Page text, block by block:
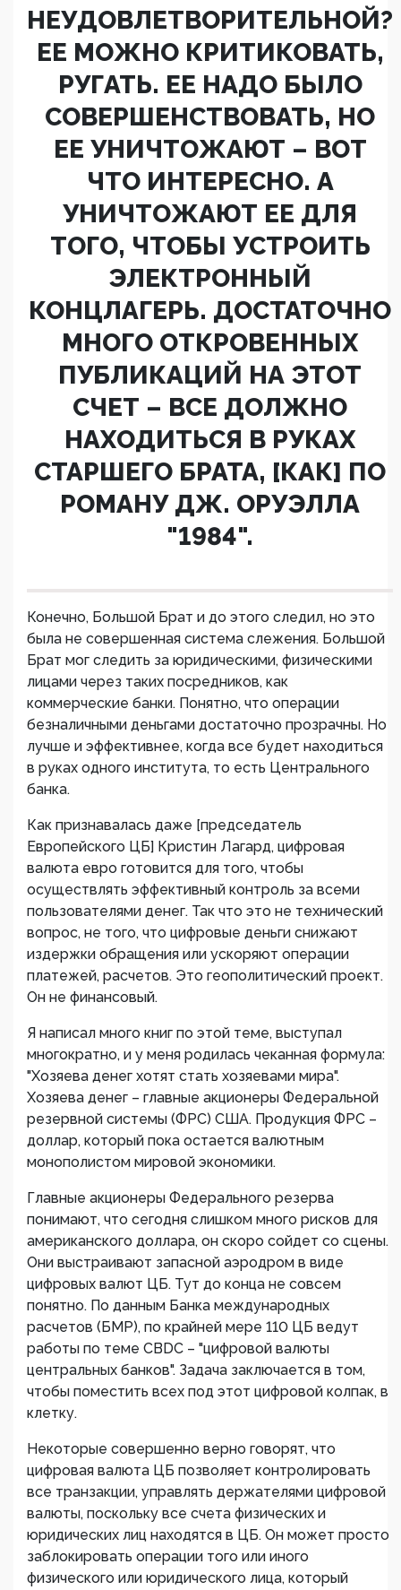
НЕУДОВЛЕТВОРИТЕЛЬНОЙ?
ЕЕ МОЖНО КРИТИКОВАТЬ,
РУГАТЬ. ЕЕ НАДО БЫЛО
СОВЕРШЕНСТВОВАТЬ, НО
ЕЕ УНИЧТОЖАЮТ – ВОТ
ЧТО ИНТЕРЕСНО. А
УНИЧТОЖАЮТ ЕЕ ДЛЯ
ТОГО, ЧТОБЫ УСТРОИТЬ
ЭЛЕКТРОННЫЙ
КОНЦЛАГЕРЬ. ДОСТАТОЧНО
МНОГО ОТКРОВЕННЫХ
ПУБЛИКАЦИЙ НА ЭТОТ
СЧЕТ – ВСЕ ДОЛЖНО
НАХОДИТЬСЯ В РУКАХ
СТАРШЕГО БРАТА, [КАК] ПО
РОМАНУ ДЖ. ОРУЭЛЛА
"1984".
Конечно, Большой Брат и до этого следил, но это
была не совершенная система слежения. Большой
Брат мог следить за юридическими, физическими
лицами через таких посредников, как
коммерческие банки. Понятно, что операции
безналичными деньгами достаточно прозрачны. Но
лучше и эффективнее, когда все будет находиться
в руках одного института, то есть Центрального
банка.
Как признавалась даже [председатель
Европейского ЦБ] Кристин Лагард, цифровая
валюта евро готовится для того, чтобы
осуществлять эффективный контроль за всеми
пользователями денег. Так что это не технический
вопрос, не того, что цифровые деньги снижают
издержки обращения или ускоряют операции
платежей, расчетов. Это геополитический проект.
Он не финансовый.
Я написал много книг по этой теме, выступал
многократно, и у меня родилась чеканная формула:
"Хозяева денег хотят стать хозяевами мира".
Хозяева денег – главные акционеры Федеральной
резервной системы (ФРС) США. Продукция ФРС –
доллар, который пока остается валютным
монополистом мировой экономики.
Главные акционеры Федерального резерва
понимают, что сегодня слишком много рисков для
американского доллара, он скоро сойдет со сцены.
Они выстраивают запасной аэродром в виде
цифровых валют ЦБ. Тут до конца не совсем
понятно. По данным Банка международных
расчетов (БМР), по крайней мере 110 ЦБ ведут
работы по теме CBDC – "цифровой валюты
центральных банков". Задача заключается в том,
чтобы поместить всех под этот цифровой колпак, в
клетку.
Некоторые совершенно верно говорят, что
цифровая валюта ЦБ позволяет контролировать
все транзакции, управлять держателями цифровой
валюты, поскольку все счета физических и
юридических лиц находятся в ЦБ. Он может просто
заблокировать операции того или иного
физического или юридического лица, который